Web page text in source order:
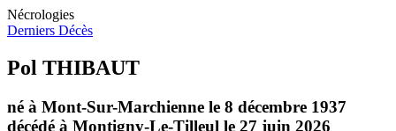
Nécrologies
Derniers Décès
Pol THIBAUT
né à Mont-Sur-Marchienne le 8 décembre 1937
décédé à Montigny-Le-Tilleul le 27 juin 2026